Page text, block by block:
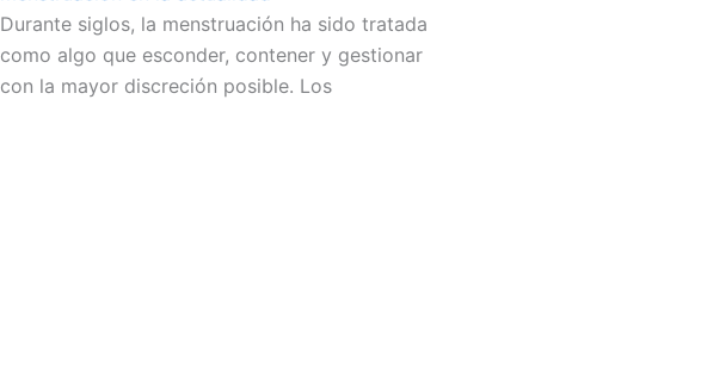
Durante siglos, la menstruación ha sido tratada
como algo que esconder, contener y gestionar
con la mayor discreción posible. Los